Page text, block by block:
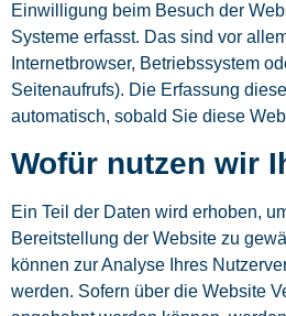
Einwilligung beim Besuch der
Systeme erfasst. Das sind vor
Internetbrowser, Betriebssystem
Seitenaufrufs). Die Erfassung
automatisch, sobald Sie diese
Wofür nutzen wir
Ein Teil der Daten wird erhoben,
Bereitstellung der Website zu
können zur Analyse Ihres
werden. Sofern über die Website